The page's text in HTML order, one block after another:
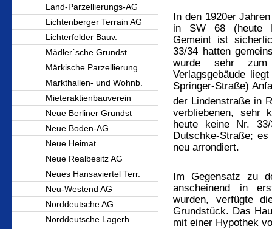
Land-Parzellierungs-AG
Lichtenberger Terrain AG
Lichterfelder Bauv.
Mädler´sche Grundst.
Märkische Parzellierung
Markthallen- und Wohnb.
Mieteraktienbauverein
Neue Berliner Grundst
Neue Boden-AG
Neue Heimat
Neue Realbesitz AG
Neues Hansaviertel Terr.
Neu-Westend AG
Norddeutsche AG
Norddeutsche Lagerh.
In den 1920er
in SW 68 (heute
Gemeint ist
33/34 hatten
wurde sehr zum
Verlagsgebäude
Springer-Straße)
der Lindenstraße in
verbliebenen, sehr
heute keine Nr.
Dutschke-Straße;
neu arrondiert.
Im Gegensatz zu
anscheinend in
wurden, verfügte
Grundstück. Das
mit einer Hypothek